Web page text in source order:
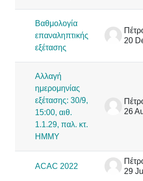
Βαθμολογία
επαναληπτικής
εξέτασης
20
Αλλαγή
ημερομηνίας
εξέτασης: 30/9,
15:00, αιθ.
1.1.29, παλ. κτ.
ΗΜΜΥ
26
ACAC 2022
29